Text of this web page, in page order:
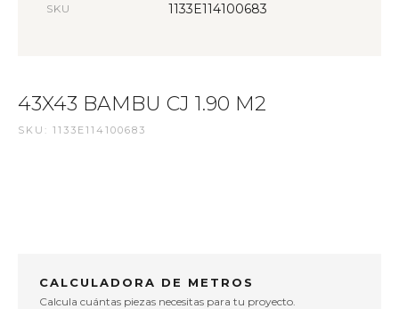
SKU 1133E114100683
43X43 BAMBU CJ 1.90 M2
SKU: 1133E114100683
CALCULADORA DE METROS
Calcula cuántas piezas necesitas para tu proyecto.